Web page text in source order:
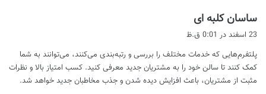
ساسان کلبه ای
ف
:
23 اسفند در 0:01 ق.ظ
پلتفرم‌هایی که خدمات مختلف را بررسی و رتبه‌بندی می‌کنند، می‌توانند به شما
کمک کنند تا سالن خود را به مشتریان جدید معرفی کنید. کسب امتیاز بالا و نظرات
مثبت از مشتریان، باعث افزایش دیده شدن و جذب مخاطبان جدید خواهد شد.